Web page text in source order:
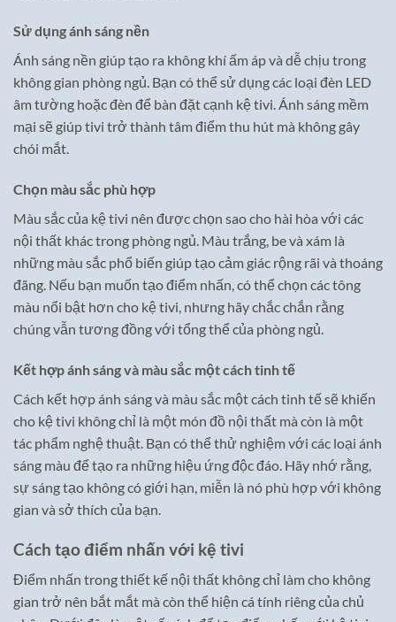
Sử dụng ánh sáng nền
Ánh sáng nền giúp tạo ra không khí ấm áp và dễ chịu trong
không gian phòng ngủ. Bạn có thể sử dụng các loại đèn LED
âm tường hoặc đèn để bàn đặt cạnh kệ tivi. Ánh sáng mềm
mại sẽ giúp tivi trở thành tâm điểm thu hút mà không gây
chói mắt.
Chọn màu sắc phù hợp
Màu sắc của kệ tivi nên được chọn sao cho hài hòa với các
nội thất khác trong phòng ngủ. Màu trắng, be và xám là
những màu sắc phổ biến giúp tạo cảm giác rộng rãi và thoáng
đãng. Nếu bạn muốn tạo điểm nhấn, có thể chọn các tông
màu nổi bật hơn cho kệ tivi, nhưng hãy chắc chắn rằng
chúng vẫn tương đồng với tổng thể của phòng ngủ.
Kết hợp ánh sáng và màu sắc một cách tinh tế
Cách kết hợp ánh sáng và màu sắc một cách tinh tế sẽ khiến
cho kệ tivi không chỉ là một món đồ nội thất mà còn là một
tác phẩm nghệ thuật. Bạn có thể thử nghiệm với các loại ánh
sáng màu để tạo ra những hiệu ứng độc đáo. Hãy nhớ rằng,
sự sáng tạo không có giới hạn, miễn là nó phù hợp với không
gian và sở thích của bạn.
Cách tạo điểm nhấn với kệ tivi
Điểm nhấn trong thiết kế nội thất không chỉ làm cho không
gian trở nên bắt mắt mà còn thể hiện cá tính riêng của chủ